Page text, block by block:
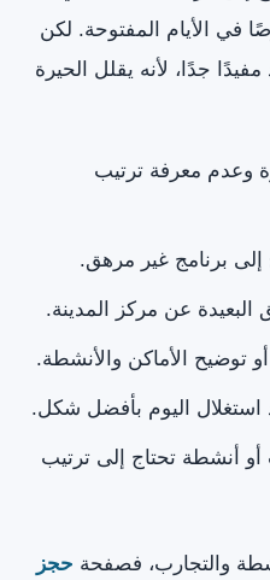
في الأيام المفتوحة. لكن
جدًا، لأنه يقلل الحيرة
وعدم معرفة ترتيب
إلى برنامج غير مرهق.
البعيدة عن مركز المدينة.
توضيح الأماكن والأنشطة.
اليوم بأفضل شكل.
أو أنشطة تحتاج إلى ترتيب
والتجارب، فصفحة حجز